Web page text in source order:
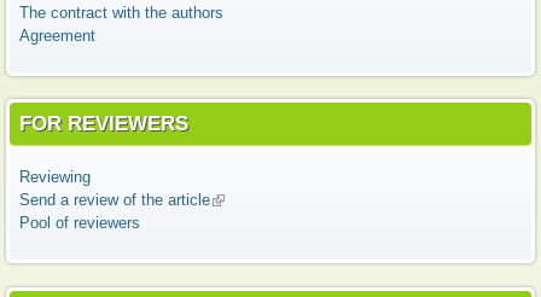
The contract with the authors
Agreement
FOR REVIEWERS
Reviewing
Send a review of the article(link is external)
Pool of reviewers